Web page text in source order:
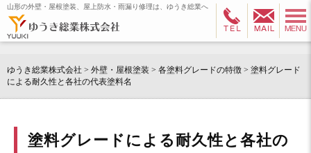
山形の外壁・屋根塗装、屋上防水・雨漏り修理は、ゆうき総業へ
ゆうき総業株式会社 > 外壁・屋根塗装 > 各塗料グレードの特徴 > 塗料グレード
による耐久性と各社の代表塗料名
塗料グレードによる耐久性と各社の